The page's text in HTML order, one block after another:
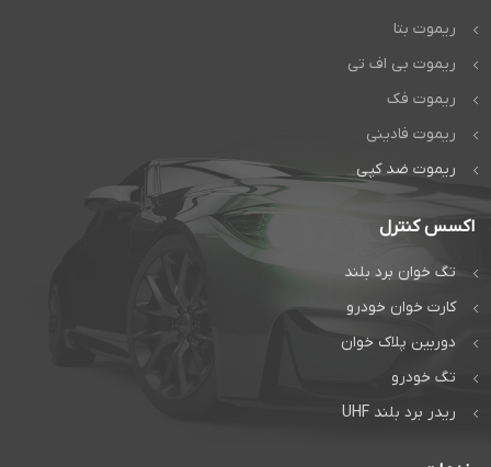
ریموت بتا
ریموت بی اف تی
ریموت فک
ریموت فادینی
ریموت ضد کپی
اکسس کنترل
تگ خوان برد بلند
کارت خوان خودرو
دوربین پلاک خوان
تگ خودرو
ریدر برد بلند UHF